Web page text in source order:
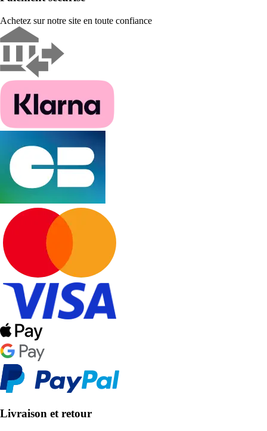
Achetez sur notre site en toute confiance
Livraison et retour